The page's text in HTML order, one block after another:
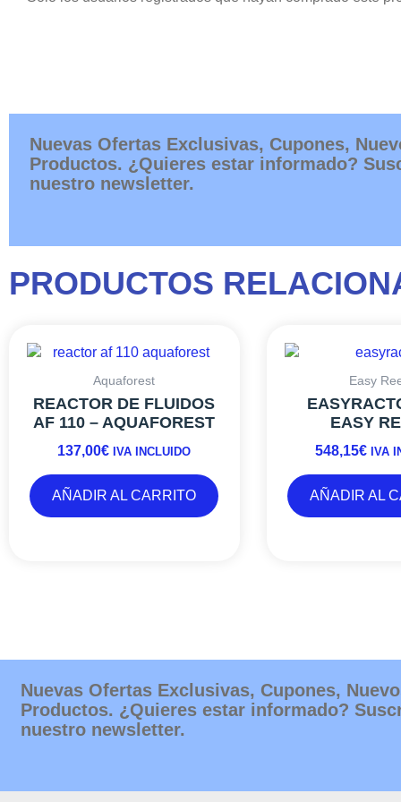
Nuevas Ofertas Exclusivas, Cupones,
Productos. ¿Quieres estar informado?
nuestro newsletter.
PRODUCTOS
Aquaforest
REACTOR DE FLUIDOS
AF 110 – AQUAFOREST
137,00€ IVA INCLUIDO
AÑADIR AL CARRITO
Easy
EASY
548,15€ IVA
AÑADIR AL
Nuevas Ofertas Exclusivas, Cupones,
Productos. ¿Quieres estar informado?
nuestro newsletter.